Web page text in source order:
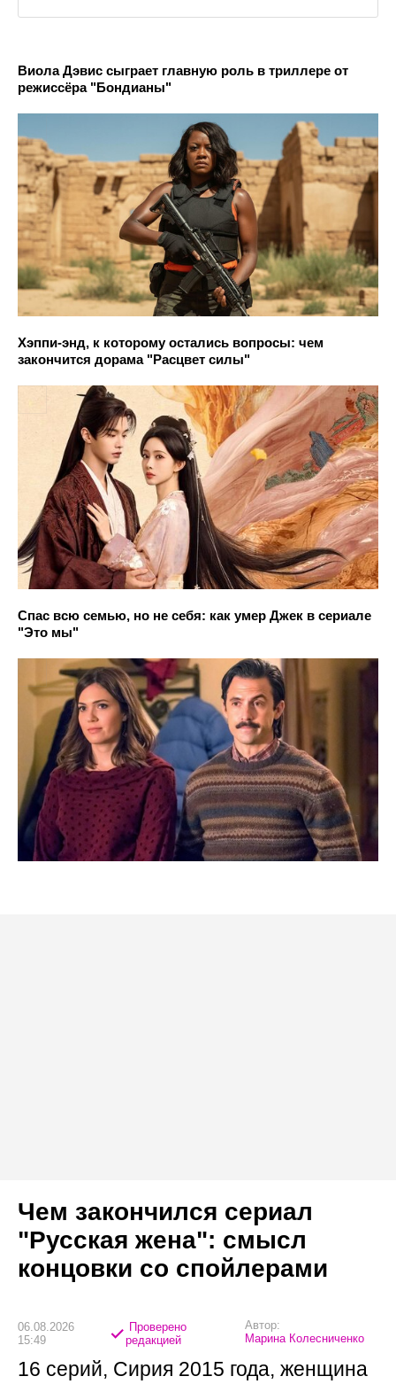
Виола Дэвис сыграет главную роль в триллере от
режиссёра "Бондианы"
Хэппи-энд, к которому остались вопросы: чем
закончится дорама "Расцвет силы"
Спас всю семью, но не себя: как умер Джек в сериале
"Это мы"
Чем закончился сериал
"Русская жена": смысл
концовки со спойлерами
06.08.2026
15:49
Проверено
редакцией
Автор:
Марина Колесниченко
16 серий, Сирия 2015 года, женщина